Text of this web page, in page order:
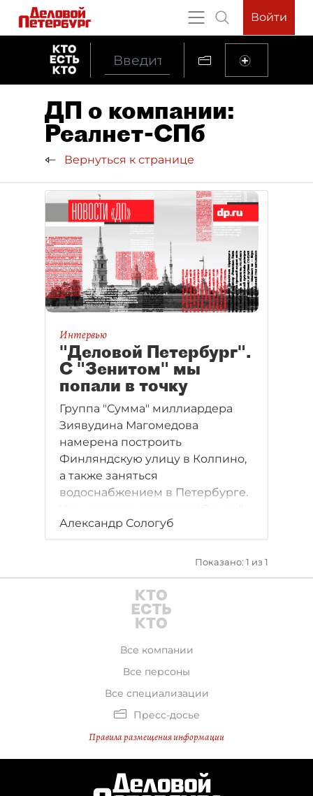
Войти
ДП о компании:
Реалнет-СПб
Вернуться к странице
Интервью
"Деловой Петербург".
С "Зенитом" мы
попали в точку
Группа "Сумма" миллиардера
Зиявудина Магомедова
намерена построить
Финляндскую улицу в Колпино,
а также заняться
водоснабжением в Петербурге.
Северная столица, рассказал
"ДП" вице–президент группы
Александр Сологуб
Показано: 1 из 1
Все компании
Все персоны
Все специализации
Пресс-досье
Правила размещения информации